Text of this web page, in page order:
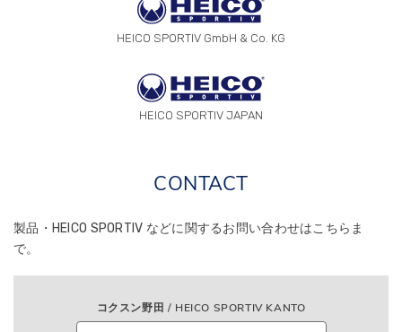
HEICO SPORTIV GmbH & Co. KG
HEICO SPORTIV JAPAN
CONTACT
製品・HEICO SPORTIV などに関するお問い合わせはこちらま
で。
コクスン野田 / HEICO SPORTIV KANTO